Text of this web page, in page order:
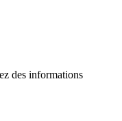
des informations